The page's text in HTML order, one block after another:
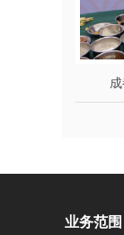
业务范围